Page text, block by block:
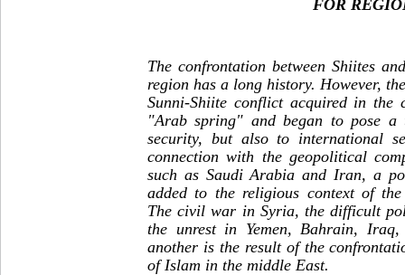
FOR
The confrontation between Shiites
region has a long history. However,
Sunni-Shiite conflict acquired in the
"Arab spring" and began to pose
security, but also to international
connection with the geopolitical
such as Saudi Arabia and Iran, a
added to the religious context of
The civil war in Syria, the difficult
the unrest in Yemen, Bahrain,
another is the result of the
of Islam in the middle East.